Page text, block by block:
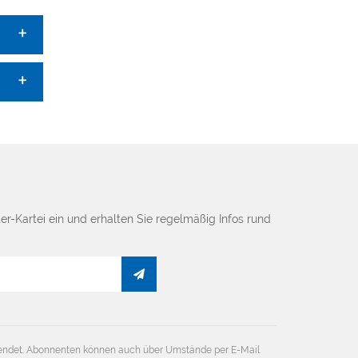
Kartei ein und erhalten Sie regelmäßig Infos rund
Abonnenten können auch über Umstände per E-Mail